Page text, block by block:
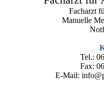
Facharzt
Manuelle
Tel.:
Fax:
E-Mail: